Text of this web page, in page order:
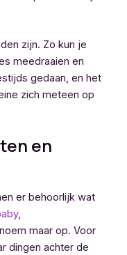
zijn. Zo kun je
meedraaien en
gedaan, en het
zich meteen op
en
er behoorlijk wat
,
maar op. Voor
dingen achter de